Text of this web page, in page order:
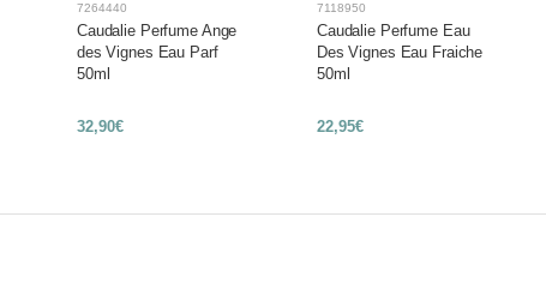
7264440
Caudalie Perfume Ange
des Vignes Eau Parf
50ml
32,90€
7118950
Caudalie Perfume Eau
Des Vignes Eau Fraiche
50ml
22,95€